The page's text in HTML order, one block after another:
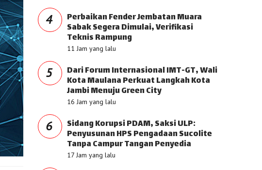
4 Perbaikan Fender Jembatan Muara
Sabak Segera Dimulai, Verifikasi
Teknis Rampung
11 Jam yang lalu
5 Dari Forum Internasional IMT-GT, Wali
Kota Maulana Perkuat Langkah Kota
Jambi Menuju Green City
16 Jam yang lalu
6 Sidang Korupsi PDAM, Saksi ULP:
Penyusunan HPS Pengadaan Sucolite
Tanpa Campur Tangan Penyedia
17 Jam yang lalu